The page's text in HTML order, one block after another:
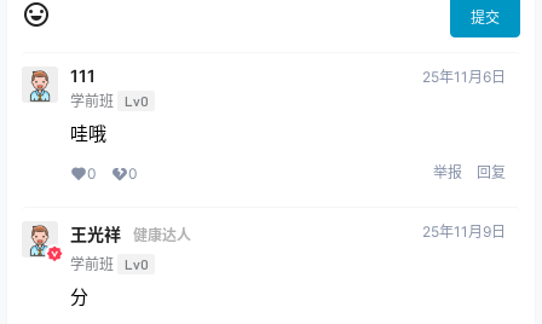
提交
111
学前班 Lv0
25年11月6日
哇哦
0 0 举报 回复
王光祥
健康达人
学前班 Lv0
25年11月9日
分